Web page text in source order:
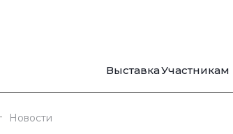
ВыставкаУчастникам
Новости